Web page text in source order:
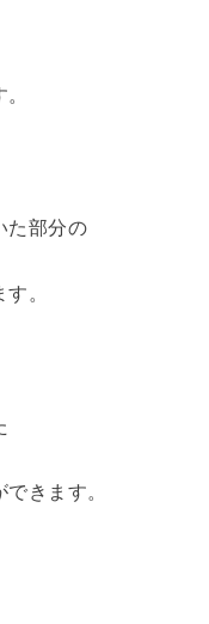
た部分の
。
きます。